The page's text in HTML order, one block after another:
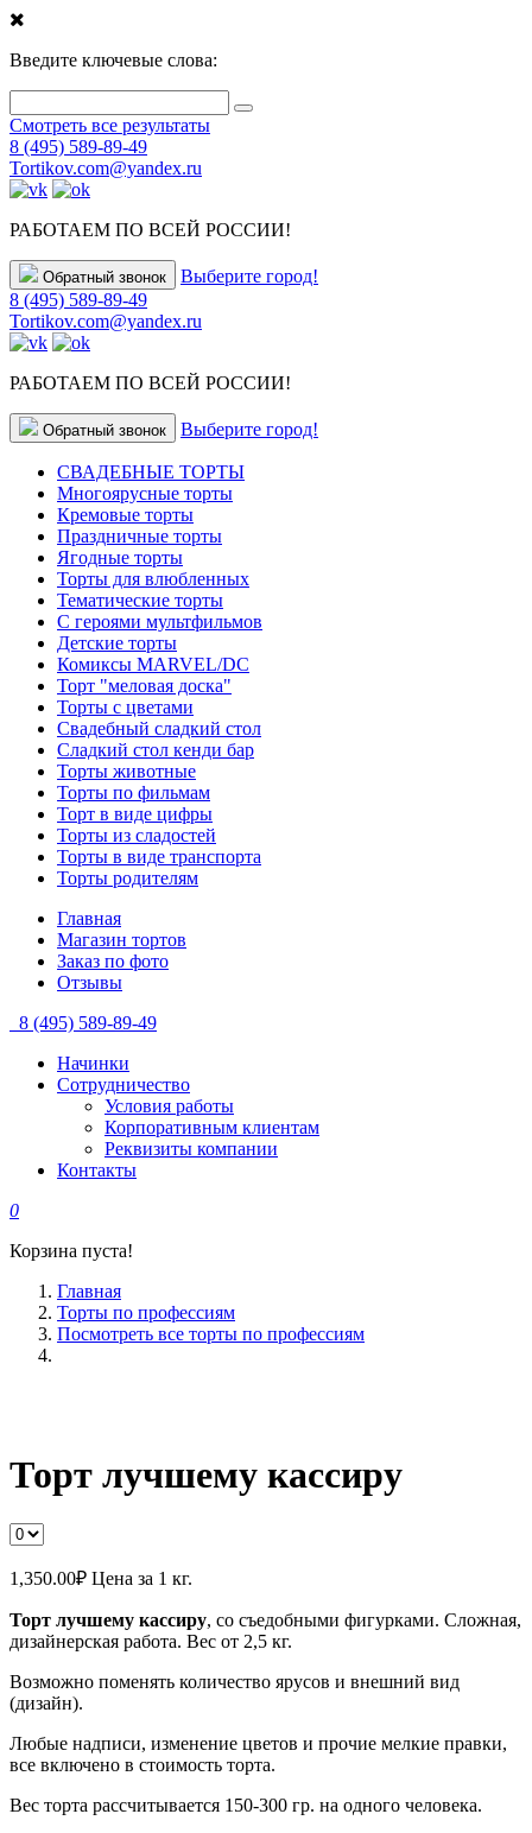
Введите ключевые слова:
Смотреть все результаты
8 (495) 589-89-49
Tortikov.com@yandex.ru
РАБОТАЕМ ПО ВСЕЙ РОССИИ!
Обратный звонок
Выберите город!
8 (495) 589-89-49
Tortikov.com@yandex.ru
РАБОТАЕМ ПО ВСЕЙ РОССИИ!
Обратный звонок Выберите город!
СВАДЕБНЫЕ ТОРТЫ
Многоярусные торты
Кремовые торты
Праздничные торты
Ягодные торты
Торты для влюбленных
Тематические торты
С героями мультфильмов
Детские торты
Комиксы MARVEL/DC
Торт "меловая доска"
Торты с цветами
Свадебный сладкий стол
Сладкий стол кенди бар
Торты животные
Торты по фильмам
Торт в виде цифры
Торты из сладостей
Торты в виде транспорта
Торты родителям
Главная
Магазин тортов
Заказ по фото
Отзывы
8 (495) 589-89-49
Начинки
Сотрудничество
Условия работы
Корпоративным клиентам
Реквизиты компании
Контакты
0
Корзина пуста!
Главная
Торты по профессиям
Посмотреть все торты по профессиям
Торт лучшему кассиру
1,350.00₽ Цена за 1 кг.
Торт лучшему кассиру, со съедобными фигурками. Сложная,
дизайнерская работа. Вес от 2,5 кг.
Возможно поменять количество ярусов и внешний вид
(дизайн).
Любые надписи, изменение цветов и прочие мелкие правки,
все включено в стоимость торта.
Вес торта рассчитывается 150-300 гр. на одного человека.